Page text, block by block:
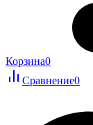
Корзина0
Сравнение0